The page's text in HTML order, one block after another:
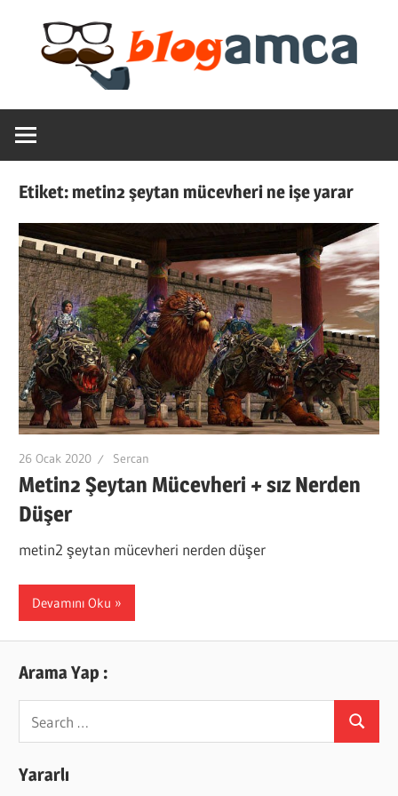
content
Blogamca
2025
Haber,
Blogların
Amcası
Etiket:metin2 şeytan mücevheri ne işe yarar
26 Ocak 2020 Sercan
Metin2 Şeytan Mücevheri + sız Nerden
Düşer
metin2 şeytan mücevheri nerden düşer
Devamını Oku
Arama Yap :
for:
Search
Yararlı